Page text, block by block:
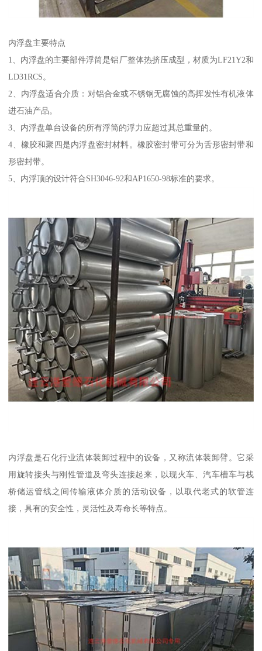
内浮盘主要特点
1、内浮盘的主要部件浮筒是铝厂整体热挤压成型，材质为LF21Y2和
LD31RCS。
2、内浮盘适合介质：对铝合金或不锈钢无腐蚀的高挥发性有机液体
进石油产品。
3、内浮盘单台设备的所有浮筒的浮力应超过其总重量的。
4、橡胶和聚四是内浮盘密封材料。橡胶密封带可分为舌形密封带和
形密封带。
5、内浮顶的设计符合SH3046-92和AP1650-98标准的要求。
内浮盘是石化行业流体装卸过程中的设备，又称流体装卸臂。它采
用旋转接头与刚性管道及弯头连接起来，以现火车、汽车槽车与栈
桥储运管线之间传输液体介质的活动设备，以取代老式的软管连
接，具有的安全性，灵活性及寿命长等特点。